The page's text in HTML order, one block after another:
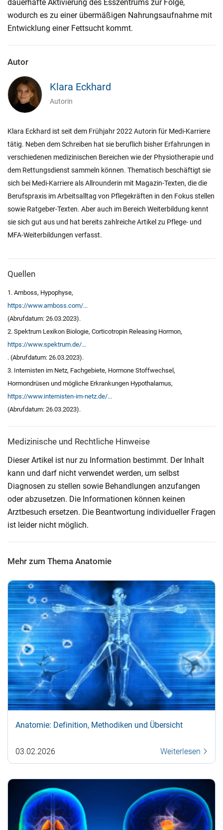
dauerhafte Aktivierung des Esszentrums zur Folge,
wodurch es zu einer übermäßigen Nahrungsaufnahme mit
Entwicklung einer Fettsucht kommt.
Autor
Klara Eckhard
Autorin
Klara Eckhard ist seit dem Frühjahr 2022 Autorin für Medi-Karriere
tätig. Neben dem Schreiben hat sie beruflich bisher Erfahrungen in
verschiedenen medizinischen Bereichen wie der Physiotherapie und
dem Rettungsdienst sammeln können. Thematisch beschäftigt sie
sich bei Medi-Karriere als Allrounderin mit Magazin-Texten, die die
Berufspraxis im Arbeitsalltag von Pflegekräften in den Fokus stellen
sowie Ratgeber-Texten. Aber auch im Bereich Weiterbildung kennt
sie sich gut aus und hat bereits zahlreiche Artikel zu Pflege- und
MFA-Weiterbildungen verfasst.
Quellen
1. Amboss, Hypophyse,
https://www.amboss.com/...
(Abrufdatum: 26.03.2023).
2. Spektrum Lexikon Biologie, Corticotropin Releasing Hormon,
https://www.spektrum.de/...
. (Abrufdatum: 26.03.2023).
3. Internisten im Netz, Fachgebiete, Hormone Stoffwechsel,
Hormondrüsen und mögliche Erkrankungen Hypothalamus,
https://www.internisten-im-netz.de/...
(Abrufdatum: 26.03.2023).
Medizinische und Rechtliche Hinweise
Dieser Artikel ist nur zu Information bestimmt. Der Inhalt
kann und darf nicht verwendet werden, um selbst
Diagnosen zu stellen sowie Behandlungen anzufangen
oder abzusetzen. Die Informationen können keinen
Arztbesuch ersetzen. Die Beantwortung individueller Fragen
ist leider nicht möglich.
Mehr zum Thema Anatomie
Anatomie: Definition, Methodiken und Übersicht
03.02.2026 Weiterlesen